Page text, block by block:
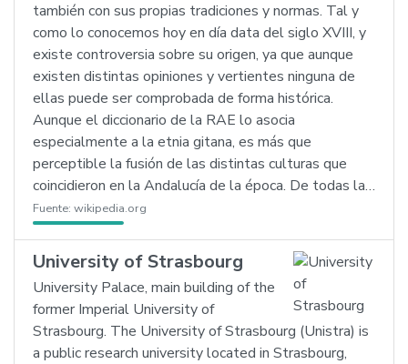
también con sus propias tradiciones y normas. Tal y
como lo conocemos hoy en día data del siglo XVIII, y
existe controversia sobre su origen, ya que aunque
existen distintas opiniones y vertientes ninguna de
ellas puede ser comprobada de forma histórica.
Aunque el diccionario de la RAE lo asocia
especialmente a la etnia gitana, es más que
perceptible la fusión de las distintas culturas que
coincidieron en la Andalucía de la época. De todas la…
Fuente: wikipedia.org
University of Strasbourg
University Palace, main building of the
former Imperial University of
Strasbourg. The University of Strasbourg (Unistra) is
a public research university located in Strasbourg,